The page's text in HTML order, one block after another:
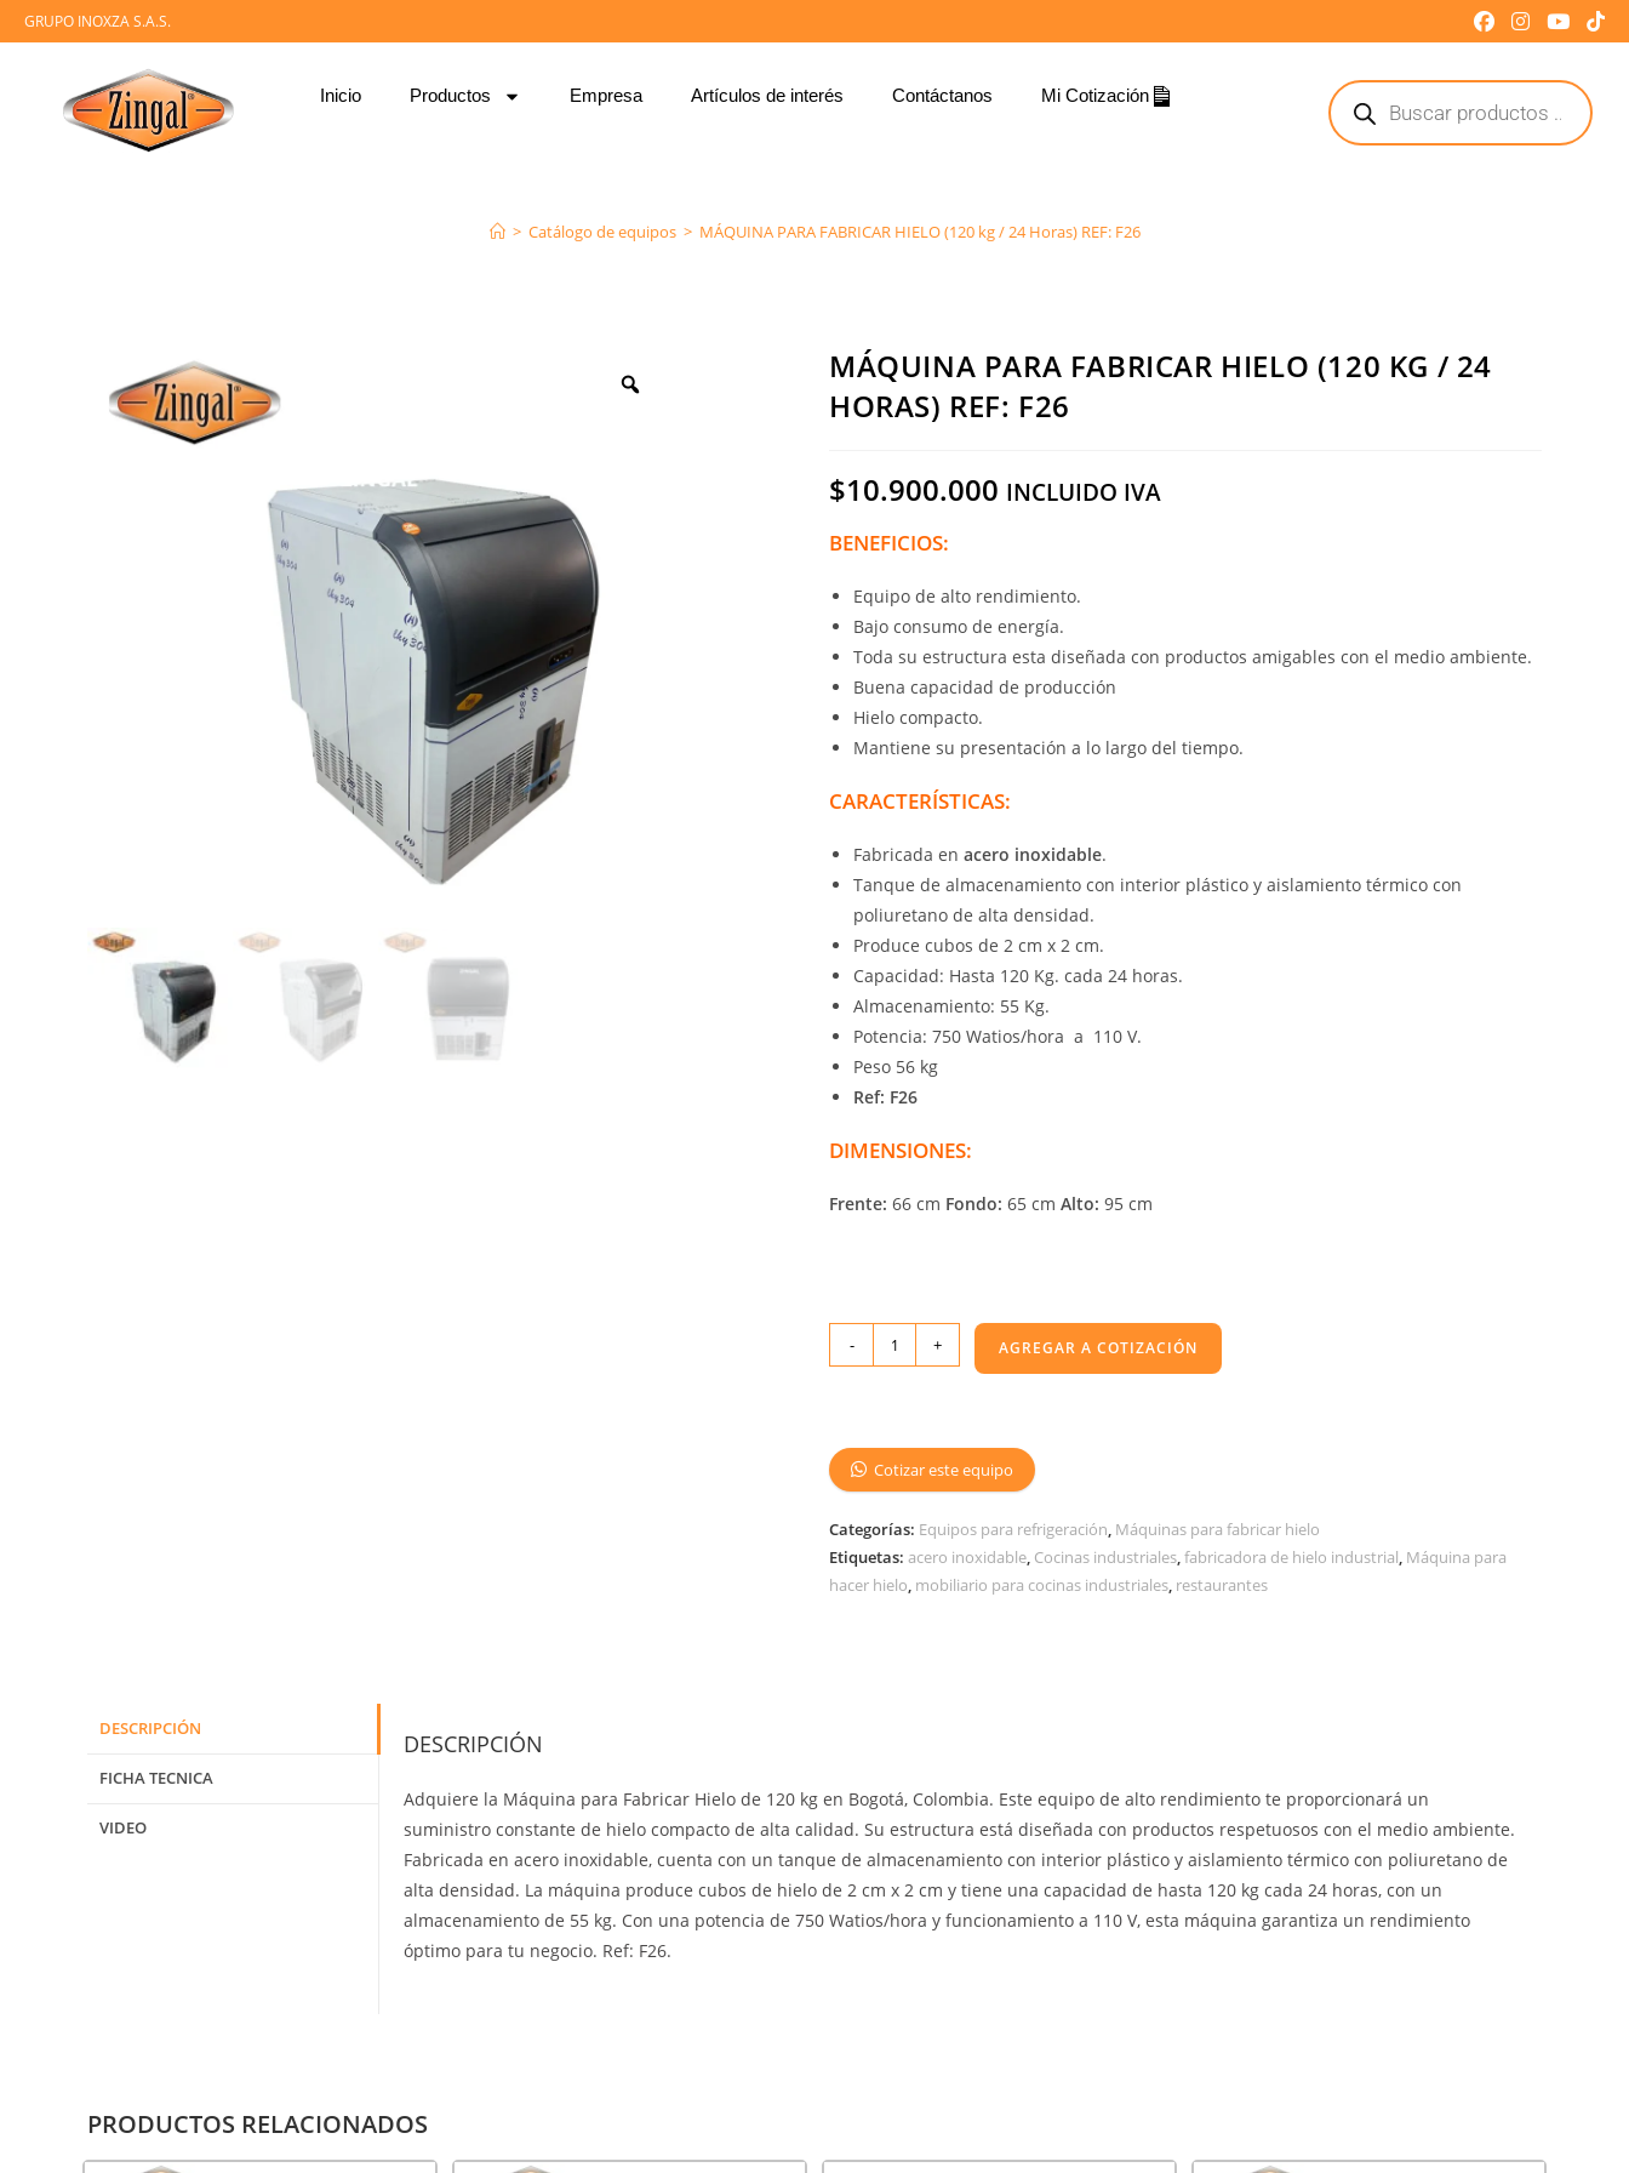
GRUPO INOXZA S.A.S.
Inicio Productos Empresa Artículos de interés Contáctanos Mi Cotización
> Catálogo de equipos > MÁQUINA PARA FABRICAR HIELO (120 kg / 24 Horas) REF: F26
MÁQUINA PARA FABRICAR HIELO (120 KG / 24
HORAS) REF: F26
$10.900.000 INCLUIDO IVA
BENEFICIOS:
Equipo de alto rendimiento.
Bajo consumo de energía.
Toda su estructura esta diseñada con productos amigables con el medio ambiente.
Buena capacidad de producción
Hielo compacto.
Mantiene su presentación a lo largo del tiempo.
CARACTERÍSTICAS:
Fabricada en acero inoxidable.
Tanque de almacenamiento con interior plástico y aislamiento térmico con
poliuretano de alta densidad.
Produce cubos de 2 cm x 2 cm.
Capacidad: Hasta 120 Kg. cada 24 horas.
Almacenamiento: 55 Kg.
Potencia: 750 Watios/hora a 110 V.
Peso 56 kg
Ref: F26
DIMENSIONES:
Frente: 66 cm Fondo: 65 cm Alto: 95 cm
- + AGREGAR A COTIZACIÓN
Cotizar este equipo
Categorías: Equipos para refrigeración, Máquinas para fabricar hielo
Etiquetas: acero inoxidable, Cocinas industriales,fabricadora de hielo industrial, Máquina para
hacer hielo, mobiliario para cocinas industriales, restaurantes
DESCRIPCIÓN
FICHA TECNICA
VIDEO
DESCRIPCIÓN
Adquiere la Máquina para Fabricar Hielo de 120 kg en Bogotá, Colombia. Este equipo de alto rendimiento te proporcionará un
suministro constante de hielo compacto de alta calidad. Su estructura está diseñada con productos respetuosos con el medio ambiente.
Fabricada en acero inoxidable, cuenta con un tanque de almacenamiento con interior plástico y aislamiento térmico con poliuretano de
alta densidad. La máquina produce cubos de hielo de 2 cm x 2 cm y tiene una capacidad de hasta 120 kg cada 24 horas, con un
almacenamiento de 55 kg. Con una potencia de 750 Watios/hora y funcionamiento a 110 V, esta máquina garantiza un rendimiento
óptimo para tu negocio. Ref: F26.
PRODUCTOS RELACIONADOS